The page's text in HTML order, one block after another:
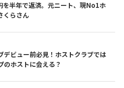
を半年で返済。元ニート、現No1ホ
くらさん
デビュー前必見！ホストクラブでは
のホストに会える？